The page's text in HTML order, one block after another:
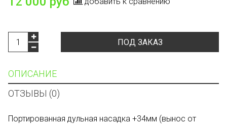
ПОД ЗАКАЗ
ОПИСАНИЕ
ОТЗЫВЫ (0)
Портированная дульная насадка +34мм (вынос от